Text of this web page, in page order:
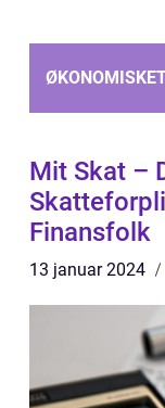
Mit Skat –
Finansfolk
13 januar 2024